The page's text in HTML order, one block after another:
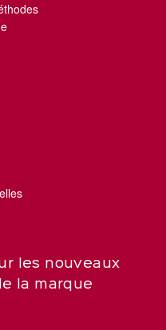
les nouveaux
la marque